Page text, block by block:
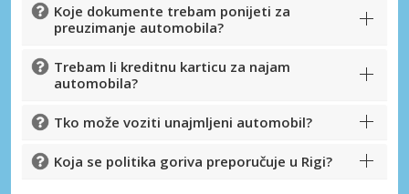
Koje dokumente trebam ponijeti za
preuzimanje automobila?
Trebam li kreditnu karticu za najam
automobila?
Tko može voziti unajmljeni automobil?
Koja se politika goriva preporučuje u Rigi?